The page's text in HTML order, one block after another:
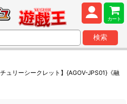
カート
検索
ュリーシークレット】{AGOV-JPS01}《融